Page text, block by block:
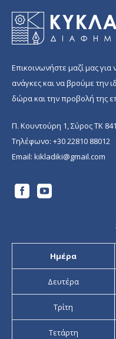
Επικοινωνήστε μαζί μας για
ανάγκες και να βρούμε την
δώρα και την προβολή της
Π. Κουντούρη 1, Σύρος ΤΚ
Τηλέφωνο: +30 22810 88012
Email: kikladiki@gmail.com
Ημέρα
Δευτέρα
Τρίτη
Τετάρτη